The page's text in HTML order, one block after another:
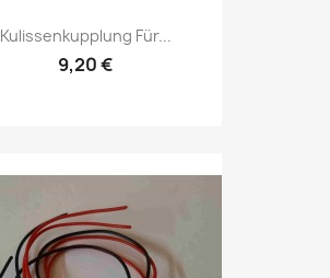
Kulissenkupplung Für...
9,20 €